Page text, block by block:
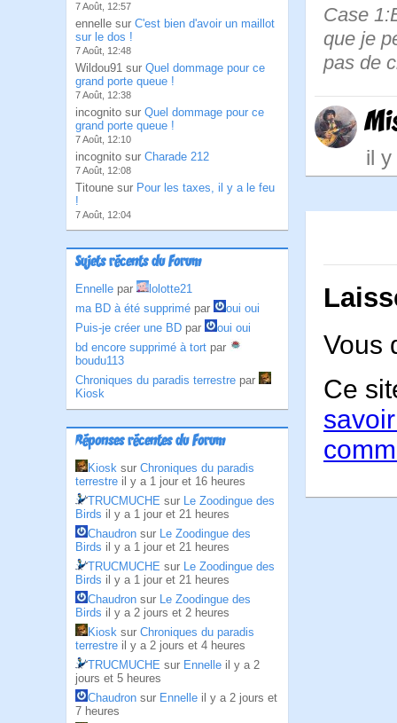
7 Août, 12:57
ennelle sur C'est bien d'avoir un maillot
sur le dos !
7 Août, 12:48
Wildou91 sur Quel dommage pour ce
grand porte queue !
7 Août, 12:38
incognito sur Quel dommage pour ce
grand porte queue !
7 Août, 12:10
incognito sur Charade 212
7 Août, 12:08
Titoune sur Pour les taxes, il y a le feu
!
7 Août, 12:04
Sujets récents du Forum
Ennelle par
lolotte21
ma BD à été supprimé par
oui oui
Puis-je créer une BD par
oui oui
bd encore supprimé à tort par
boudu113
Chroniques du paradis terrestre par
Kiosk
Réponses récentes du Forum
Kiosk sur Chroniques du paradis
terrestre il y a 1 jour et 16 heures
TRUCMUCHE sur Le Zoodingue des
Birds il y a 1 jour et 21 heures
Chaudron sur Le Zoodingue des
Birds il y a 1 jour et 21 heures
TRUCMUCHE sur Le Zoodingue des
Birds il y a 1 jour et 21 heures
Chaudron sur Le Zoodingue des
Birds il y a 2 jours et 2 heures
Kiosk sur Chroniques du paradis
terrestre il y a 2 jours et 4 heures
TRUCMUCHE sur Ennelle il y a 2
jours et 5 heures
Chaudron sur Ennelle il y a 2 jours et
7 heures
Case
que je
pas de
il y
Vous
Ce